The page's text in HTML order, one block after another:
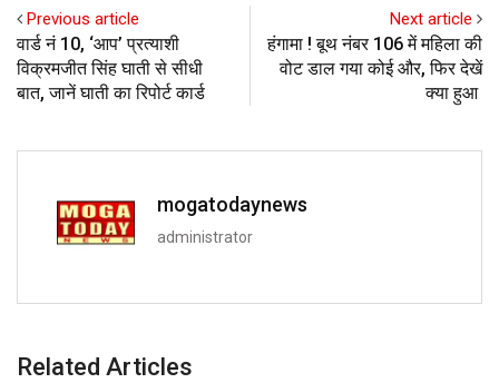
Previous article
वार्ड नं 10, ‘आप’ प्रत्याशी
विक्रमजीत सिंह घाती से सीधी
बात, जानें घाती का रिपोर्ट कार्ड
Next article
हंगामा ! बूथ नंबर 106 में महिला की
वोट डाल गया कोई और, फिर देखें
क्या हुआ
mogatodaynews
administrator
Related Articles